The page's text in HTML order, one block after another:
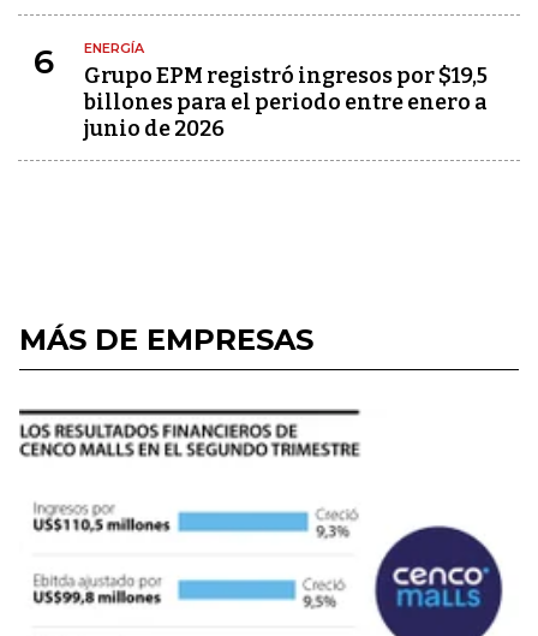
6 ENERGÍA
Grupo EPM registró ingresos por $19,5
billones para el periodo entre enero a
junio de 2026
MÁS DE EMPRESAS